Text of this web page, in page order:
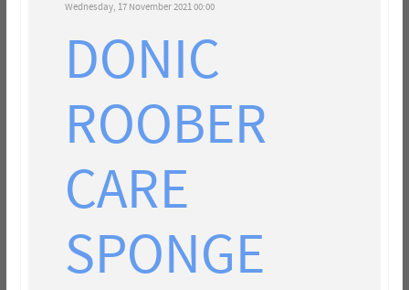
Wednesday, 17 November 2021 00:00
DONIC
ROOBER
CARE
SPONGE